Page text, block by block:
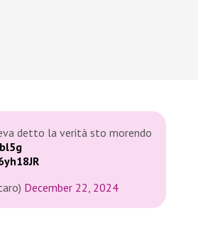
detto la verità sto morendo
December 22, 2024